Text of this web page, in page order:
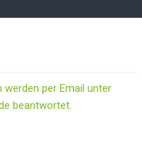
werden per Email unter
beantwortet.